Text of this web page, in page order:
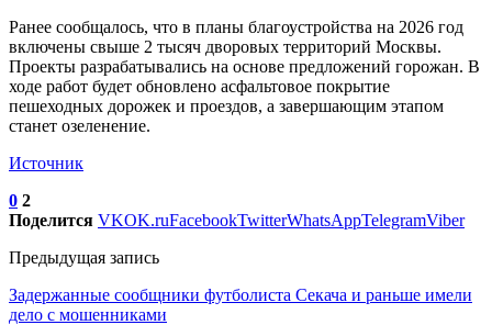
Ранее сообщалось, что в планы благоустройства на 2026 год
включены свыше 2 тысяч дворовых территорий Москвы.
Проекты разрабатывались на основе предложений горожан. В
ходе работ будет обновлено асфальтовое покрытие
пешеходных дорожек и проездов, а завершающим этапом
станет озеленение.
Источник
0 2
Поделится VKOK.ruFacebookTwitterWhatsAppTelegramViber
Предыдущая запись
Задержанные сообщники футболиста Секача и раньше имели
дело с мошенниками